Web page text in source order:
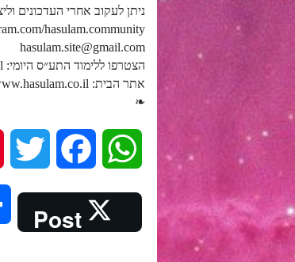
ניתן לעקוב אחרי העדכונים
hasulam.community
hasulam.site@gmail.com
הצטרפו ללימוד התע״ס היומי: https://dafhayomitaas.org.il
אתר הבית: https://www.hasulam.co.il
❧
W
c
w
i
Post